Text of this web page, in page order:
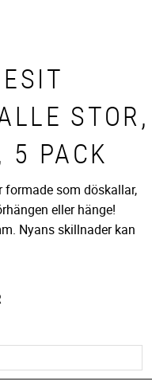
STOR,
5 PACK
formade som döskallar,
eller hänge!
Nyans skillnader kan